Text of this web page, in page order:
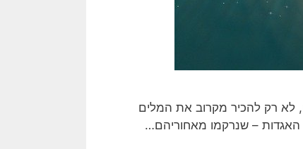
לא רק להכיר מקרוב את המלים
– שנרקמו מאחוריהם…